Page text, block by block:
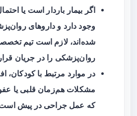
اگر بیمار باردار است یا
وجود دارد و داروهای
شده‌اند، لازم است تیم
روان‌پزشکی را در جریان
در موارد مرتبط با کودکان،
مشکلات هم‌زمان قلبی یا
که عمل جراحی در پیش